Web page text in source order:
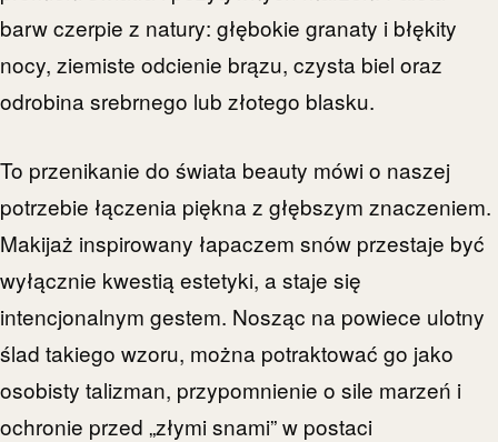
barw czerpie z natury: głębokie granaty i błękity
nocy, ziemiste odcienie brązu, czysta biel oraz
odrobina srebrnego lub złotego blasku.
To przenikanie do świata beauty mówi o naszej
potrzebie łączenia piękna z głębszym znaczeniem.
Makijaż inspirowany łapaczem snów przestaje być
wyłącznie kwestią estetyki, a staje się
intencjonalnym gestem. Nosząc na powiece ulotny
ślad takiego wzoru, można potraktować go jako
osobisty talizman, przypomnienie o sile marzeń i
ochronie przed „złymi snami” w postaci